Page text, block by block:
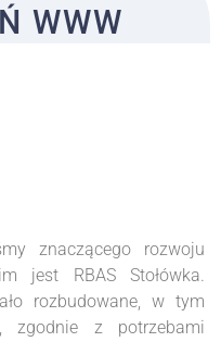
WWW
znaczącego rozwoju
jest RBAS Stołówka.
rozbudowane, w tym
zgodnie z potrzebami